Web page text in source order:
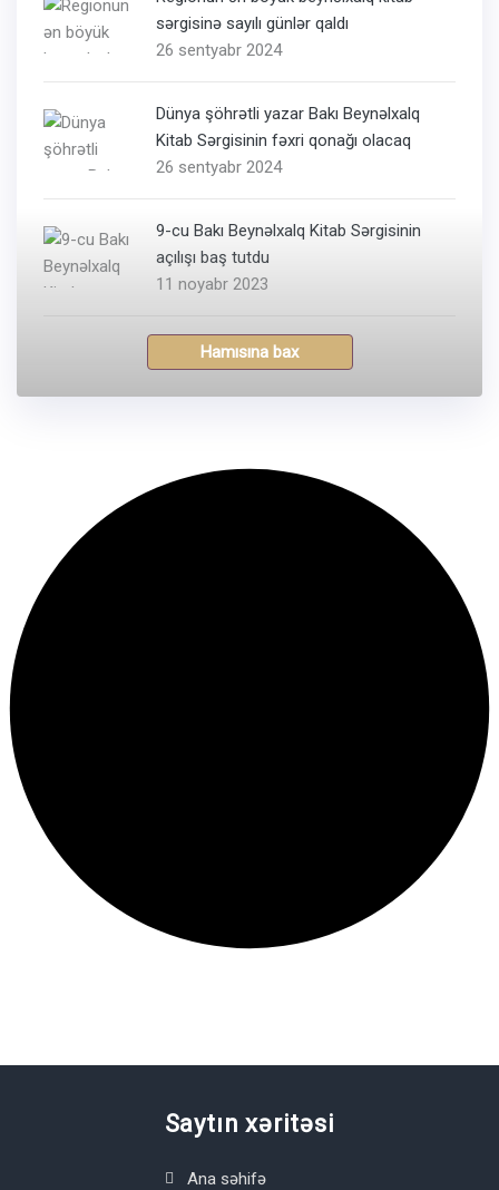
sərgisinə sayılı günlər qaldı
26 sentyabr 2024
Dünya şöhrətli yazar Bakı Beynəlxalq
Kitab Sərgisinin fəxri qonağı olacaq
26 sentyabr 2024
9-cu Bakı Beynəlxalq Kitab Sərgisinin
açılışı baş tutdu
11 noyabr 2023
Hamısına bax
Saytın xəritəsi
Ana səhifə